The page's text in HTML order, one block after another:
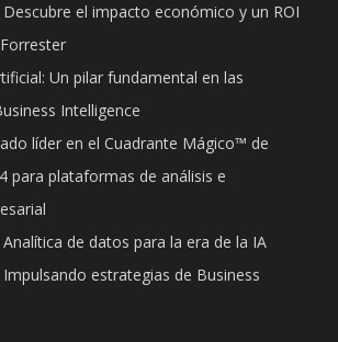
el impacto económico y un ROI
Un pilar fundamental en las
Intelligence
líder en el Cuadrante Mágico™ de
para plataformas de análisis e
de datos para la era de la IA
estrategias de Business